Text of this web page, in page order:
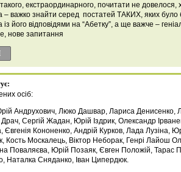
екстраординарного, почитати не довелося,
– важко знайти серед постатей ТАКИХ, яких було б
його відповідями на “Абетку”, а ще важче –
нове запитання
осіб:
Андрухович, Люко Дашвар, Лариса Денисенко,
Драч, Сергій Жадан, Юрій Іздрик, Олександр
Євгенія Кононенко, Андрій Курков, Лада Лузіна,
Кость Москалець, Віктор Неборак, Генрі Лайош
Поваляєва, Юрій Позаяк, Євген Положій, Тарас
Наталка Сняданко, Іван Ципердюк.